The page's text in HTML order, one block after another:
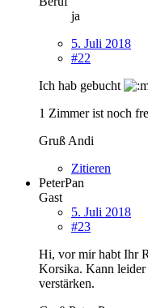
ja
5. Juli 2018
#22
Ich hab gebucht
1 Zimmer ist noch
Gruß Andi
Zitieren
PeterPan
Gast
5. Juli 2018
#23
Hi, vor mir habt Ihr
Korsika. Kann
verstärken.